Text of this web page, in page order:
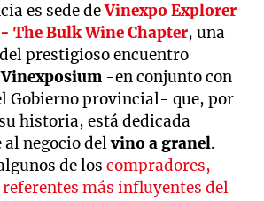
es sede deVinexpo Explorer
The Bulk Wine Chapter, una
prestigioso encuentro
Vinexposium -en conjunto con
Gobierno provincial- que, por
historia, está dedicada
al negocio delvino a granel.
de loscompradores,
más influyentes del